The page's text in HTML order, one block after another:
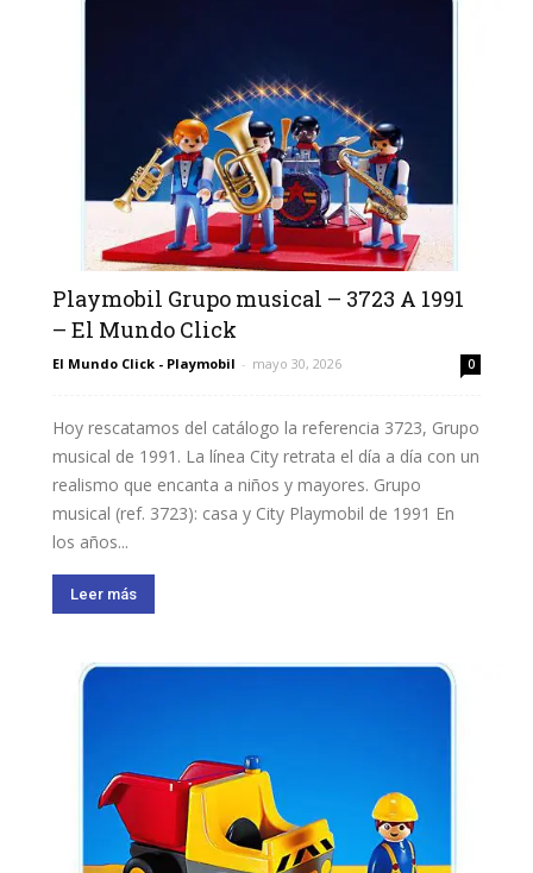
Playmobil Grupo musical – 3723 A 1991
– El Mundo Click
El Mundo Click - Playmobil - mayo 30, 2026 0
Hoy rescatamos del catálogo la referencia 3723, Grupo
musical de 1991. La línea City retrata el día a día con un
realismo que encanta a niños y mayores. Grupo
musical (ref. 3723): casa y City Playmobil de 1991 En
los años...
Leer más